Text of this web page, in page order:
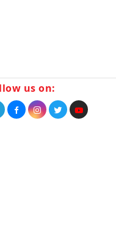
us on: